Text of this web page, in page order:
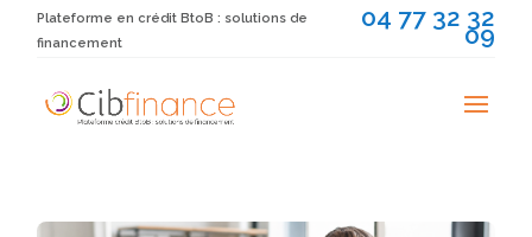
Plateforme en crédit BtoB : solutions de
financement
04 77 32 32
09